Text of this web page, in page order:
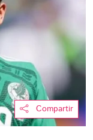
Compartir